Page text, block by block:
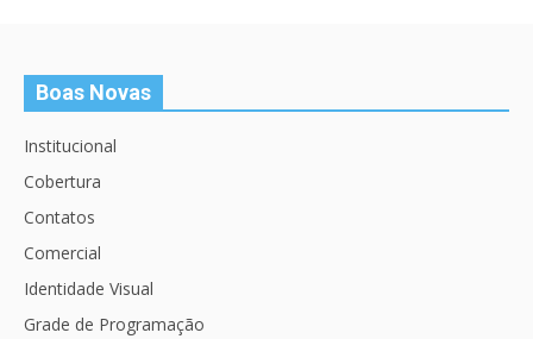
Boas Novas
Institucional
Cobertura
Contatos
Comercial
Identidade Visual
Grade de Programação